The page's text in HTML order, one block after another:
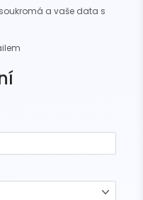
a vaše data s